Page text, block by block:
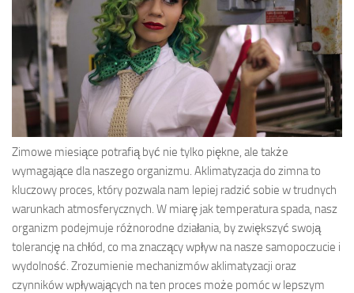
Zimowe miesiące potrafią być nie tylko piękne, ale także
wymagające dla naszego organizmu. Aklimatyzacja do zimna to
kluczowy proces, który pozwala nam lepiej radzić sobie w trudnych
warunkach atmosferycznych. W miarę jak temperatura spada, nasz
organizm podejmuje różnorodne działania, by zwiększyć swoją
tolerancję na chłód, co ma znaczący wpływ na nasze samopoczucie i
wydolność. Zrozumienie mechanizmów aklimatyzacji oraz
czynników wpływających na ten proces może pomóc w lepszym